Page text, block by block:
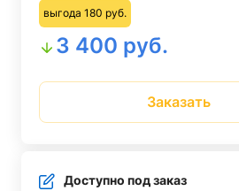
выгода 180 руб.
3 400 руб.
Заказать
Доступно под заказ